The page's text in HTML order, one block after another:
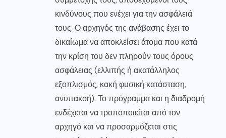
κινδύνους που ενέχει για την ασφάλειά
τους. Ο αρχηγός της ανάβασης έχει το
δικαίωμα να αποκλείσει άτομα που κατά
την κρίση του δεν πληρούν τους όρους
ασφάλειας (ελλιπής ή ακατάλληλος
εξοπλισμός, κακή φυσική κατάσταση,
ανυπακοή). Το πρόγραμμα και η διαδρομή
ενδέχεται να τροποποιείται από τον
αρχηγό και να προσαρμόζεται στις